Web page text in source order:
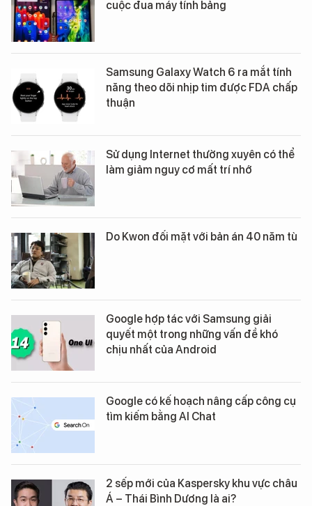
cuộc đua máy tính bảng
Samsung Galaxy Watch 6 ra mắt tính
năng theo dõi nhịp tim được FDA chấp
thuận
Sử dụng Internet thường xuyên có thể
làm giảm nguy cơ mất trí nhớ
Do Kwon đối mặt với bản án 40 năm tù
Google hợp tác với Samsung giải
quyết một trong những vấn đề khó
chịu nhất của Android
Google có kế hoạch nâng cấp công cụ
tìm kiếm bằng AI Chat
2 sếp mới của Kaspersky khu vực châu
Á – Thái Bình Dương là ai?